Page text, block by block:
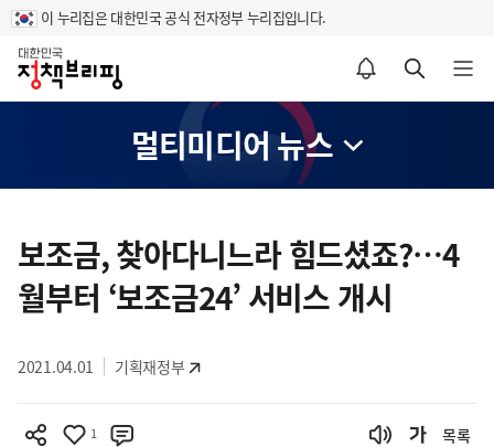
이 누리집은 대한민국 공식 전자정부 누리집입니다.
홈
알림설정 바로가기 검색 바로가기 메뉴 열기
멀티미디어 뉴스
텐
츠
영
보조금, 찾아다니느라 힘드셨죠?…4
월부터 ‘보조금24’ 서비스 개시
2021.04.01 기획재정부
1 목록